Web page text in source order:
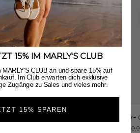
Silky Loop
15% IM MARLY'S CLUB
MARLY'S CLUB an und spare 15% auf
Im Club erwarten dich exklusive
Zugänge zu Sales und vieles mehr.
15% SPAREN